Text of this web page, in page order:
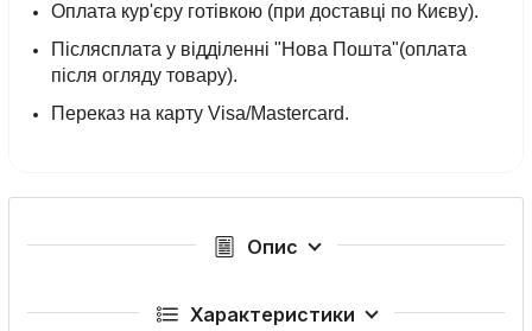
Оплата кур'єру готівкою (при доставці по Києву).
Післясплата у відділенні "Нова Пошта"(оплата
після огляду товару).
Переказ на карту Visa/Mastercard.
Опис
Характеристики